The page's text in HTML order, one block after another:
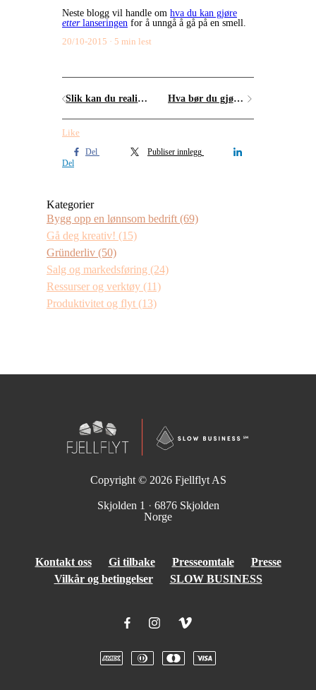
Neste blogg vil handle om hva du kan gjøre
etterlanseringen for å unngå å gå på en smell.
20/10-2015
5 min lest
Slik kan du realisere forretningsideer - og et oppgjør med Albert Åberg Hva bør du gjøre etter deadline?
Like
Del
Publiser innlegg
Del
Kategorier
Bygg opp en lønnsom bedrift (69)
Gå deg kreativ! (15)
Gründerliv (50)
Salg og markedsføring (24)
Ressurser og verktøy (11)
Produktivitet og flyt (13)
Copyright © 2026 Fjellflyt AS
Skjolden 1 · 6876 Skjolden
Norge
Kontakt oss Gi tilbake Presseomtale
Presse
Vilkår og betingelser
SLOW BUSINESS